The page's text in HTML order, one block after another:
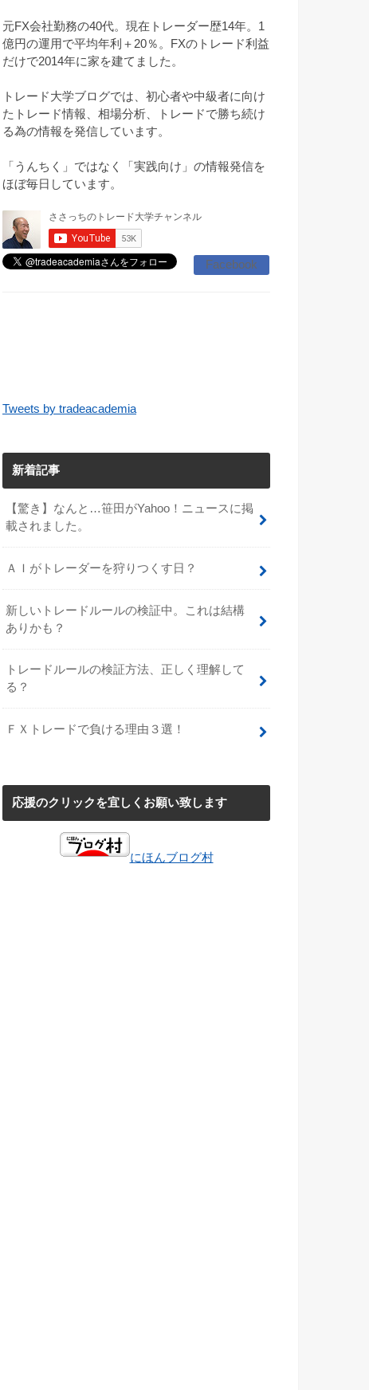
元FX会社勤務の40代。現在トレーダー歴14年。1
億円の運用で平均年利＋20％。FXのトレード利益
だけで2014年に家を建てました。
トレード大学ブログでは、初心者や中級者に向け
たトレード情報、相場分析、トレードで勝ち続け
る為の情報を発信しています。
「うんちく」ではなく「実践向け」の情報発信を
ほぼ毎日しています。
Facebook
Tweets by tradeacademia
新着記事
【驚き】なんと…笹田がYahoo！ニュースに掲
載されました。
ＡＩがトレーダーを狩りつくす日？
新しいトレードルールの検証中。これは結構
ありかも？
トレードルールの検証方法、正しく理解して
る？
ＦＸトレードで負ける理由３選！
応援のクリックを宜しくお願い致します
にほんブログ村